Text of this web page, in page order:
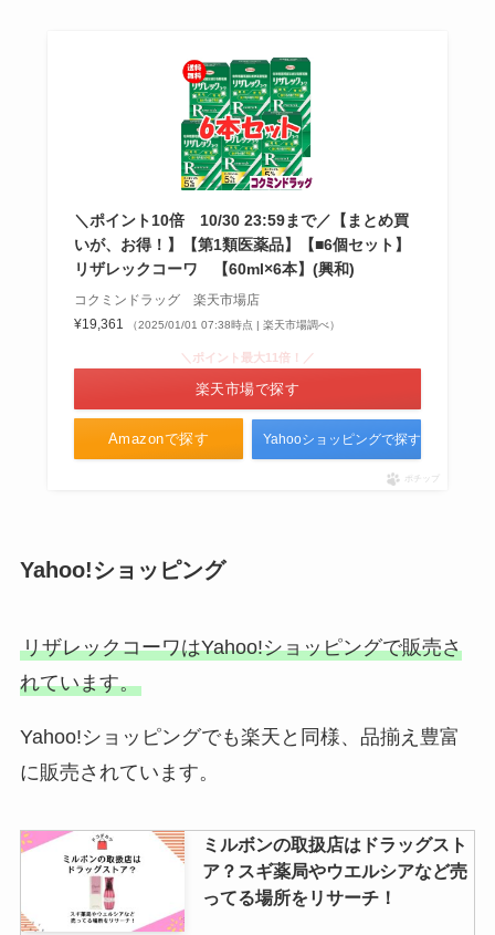
＼ポイント10倍 10/30 23:59まで／【まとめ買
いが、お得！】【第1類医薬品】【■6個セット】
リザレックコーワ 【60ml×6本】(興和)
コクミンドラッグ 楽天市場店
¥19,361
（2025/01/01 07:38時点 | 楽天市場調べ）
Amazonで探す
＼ポイント最大11倍！／
楽天市場で探す
Yahooショッピングで探す
ポチップ
Yahoo!ショッピング
リザレックコーワはYahoo!ショッピングで販売さ
れています。
Yahoo!ショッピングでも楽天と同様、品揃え豊富
に販売されています。
ミルボンの取扱店はドラッグスト
ア？スギ薬局やウエルシアなど売
ってる場所をリサーチ！